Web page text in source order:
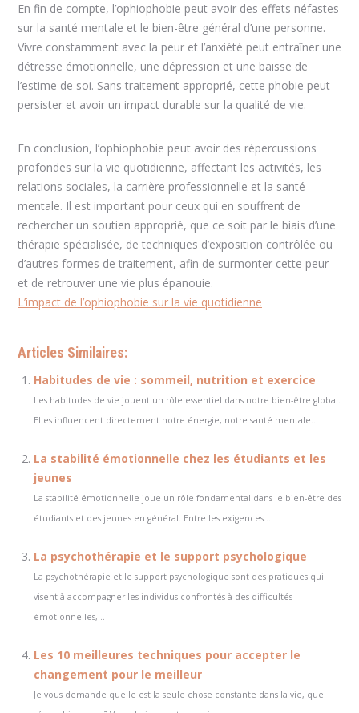
En fin de compte, l’ophiophobie peut avoir des effets néfastes
sur la santé mentale et le bien-être général d’une personne.
Vivre constamment avec la peur et l’anxiété peut entraîner une
détresse émotionnelle, une dépression et une baisse de
l’estime de soi. Sans traitement approprié, cette phobie peut
persister et avoir un impact durable sur la qualité de vie.
En conclusion, l’ophiophobie peut avoir des répercussions
profondes sur la vie quotidienne, affectant les activités, les
relations sociales, la carrière professionnelle et la santé
mentale. Il est important pour ceux qui en souffrent de
rechercher un soutien approprié, que ce soit par le biais d’une
thérapie spécialisée, de techniques d’exposition contrôlée ou
d’autres formes de traitement, afin de surmonter cette peur
et de retrouver une vie plus épanouie.
L’impact de l’ophiophobie sur la vie quotidienne
Articles Similaires:
Habitudes de vie : sommeil, nutrition et exercice
Les habitudes de vie jouent un rôle essentiel dans notre bien-être global.
Elles influencent directement notre énergie, notre santé mentale...
La stabilité émotionnelle chez les étudiants et les
jeunes
La stabilité émotionnelle joue un rôle fondamental dans le bien-être des
étudiants et des jeunes en général. Entre les exigences...
La psychothérapie et le support psychologique
La psychothérapie et le support psychologique sont des pratiques qui
visent à accompagner les individus confrontés à des difficultés
émotionnelles,...
Les 10 meilleures techniques pour accepter le
changement pour le meilleur
Je vous demande quelle est la seule chose constante dans la vie, que